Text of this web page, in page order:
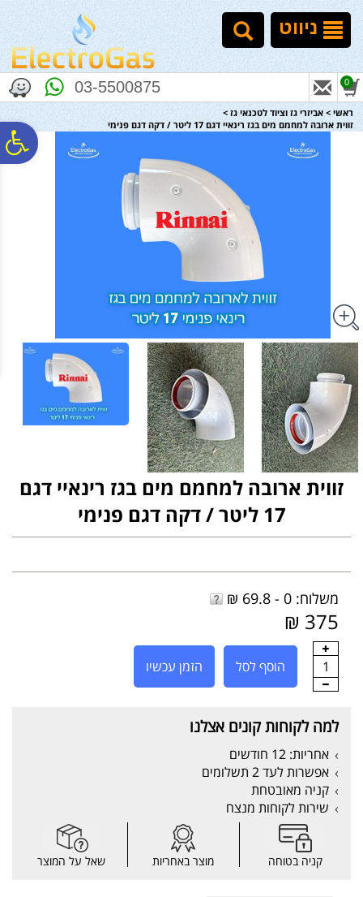
נגישות
אתר
המרכזי
ניווט
03-5500875 0
ראשי > אביזרי גז וציוד לטכנאי גז >
זווית ארובה למחמם מים בגז רינאיי דגם 17 ליטר / דקה דגם פנימי
זווית ארובה למחמם מים בגז רינאיי דגם
17 ליטר / דקה דגם פנימי
משלוח: 0 - 69.8 ₪
375 ₪
1 הוסף לסל הזמן עכשיו
למה לקוחות קונים אצלנו
אחריות: 12 חודשים
אפשרות לעד 2 תשלומים
קניה מאובטחת
שירות לקוחות מנצח
קניה בטוחה מוצר באחריות שאל על המוצר